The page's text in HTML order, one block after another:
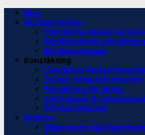
Skip
Primary
Menu
Hem
Skridskoskolan
Checklista klädsel
Skridskoskola och märken
Skridskoslipning
Konståkning
Checklista klädsel
Tester, hopp och piruetter
Försäkring för åkare
Anvisningar &
Skridskoslipning
Klubben
Välkommen till